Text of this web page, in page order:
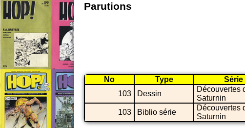
Parutions
No Type Série
103
Dessin
Découvertes
Saturnin
103 Biblio série
Découvertes
Saturnin